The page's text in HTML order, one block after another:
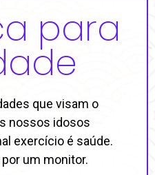
para
que visam o
nossos idosos
exercício é saúde.
um monitor.